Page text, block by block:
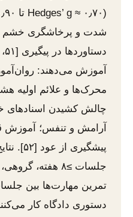
شدت و پرخاشگری خشم
آموزش می‌دهند:
محرک‌ها و علائم اولیه
چالش کشیدن اسنادهای
آرامش و تنفس؛ آموزش
پیشگیری
جلسات ≥۸ هفته،
دستوری دادگاه کار